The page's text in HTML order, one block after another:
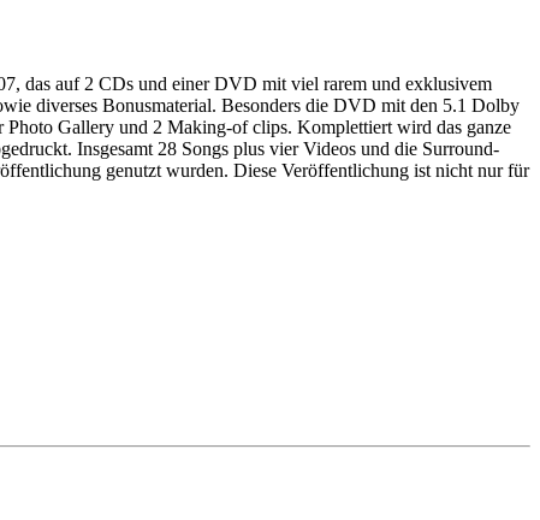
das auf 2 CDs und einer DVD mit viel rarem und exklusivem
diverses Bonusmaterial. Besonders die DVD mit den 5.1 Dolby
Gallery und 2 Making-of clips. Komplettiert wird das ganze
Insgesamt 28 Songs plus vier Videos und die Surround-
genutzt wurden. Diese Veröffentlichung ist nicht nur für